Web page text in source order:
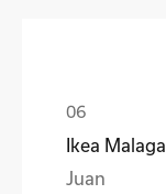
Ikea Malaga
Juan